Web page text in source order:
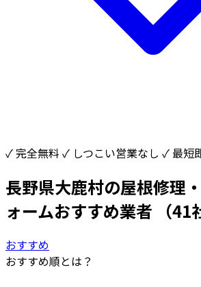
✓ 完全無料 ✓ しつこい営業なし ✓ 最短
長野県大鹿村の屋根修理
ォームおすすめ業者
（41
おすすめ
おすすめ順とは？